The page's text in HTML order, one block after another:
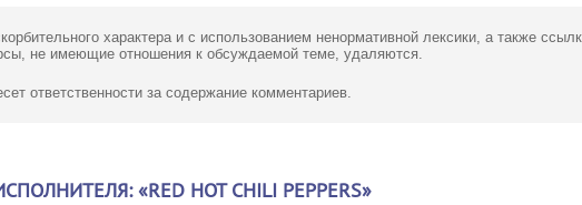
характера и с использованием ненормативной лексики,а также
не имеющие отношения к обсуждаемой теме, удаляются.
ответственности за содержание комментариев.
«RED HOT CHILI PEPPERS»